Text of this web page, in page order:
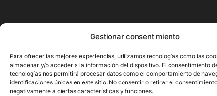
Gestionar consentimiento
Para ofrecer las mejores experiencias, utilizamos tecnologías como las
almacenar y/o acceder a la información del dispositivo. El consentimiento
tecnologías nos permitirá procesar datos como el comportamiento de
identificaciones únicas en este sitio. No consentir o retirar el
negativamente a ciertas características y funciones.
Diseño web porideasyletras.com